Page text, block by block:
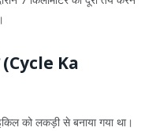
(Cycle Ka
को लकड़ी से बनाया गया था।